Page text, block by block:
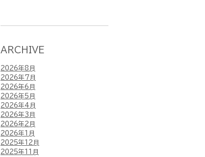
ARCHIVE
2026年8月
2026年7月
2026年6月
2026年5月
2026年4月
2026年3月
2026年2月
2026年1月
2025年12月
2025年11月